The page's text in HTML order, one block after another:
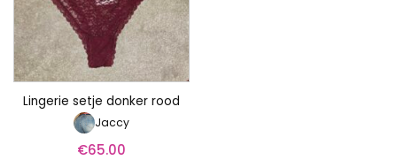
Lingerie setje donker rood
Jaccy
€65.00